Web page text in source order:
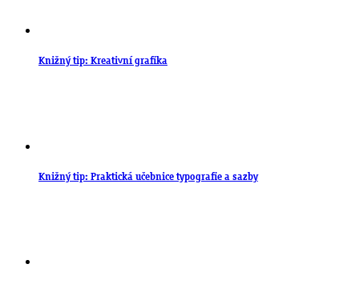
Knižný tip: Kreativní grafika
Knižný tip: Praktická učebnice typografie a sazby